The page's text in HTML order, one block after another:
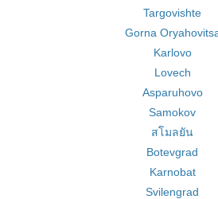
Targovishte
Gorna
Karlovo
Lovech
Asparuhovo
Samokov
สโมลยัน
Botevgrad
Karnobat
Svilengrad